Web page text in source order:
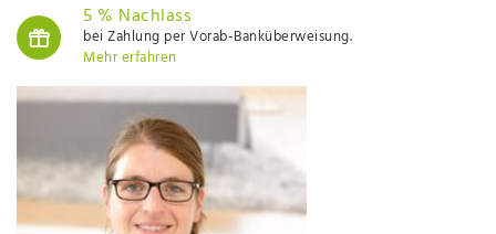
5 % Nachlass
bei Zahlung per Vorab-Banküberweisung.
Mehr erfahren